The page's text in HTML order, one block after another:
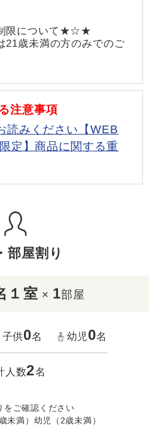
限について★☆★
21歳未満の方のみでのご
注意事項
みください【WEB
定】商品に関する重
部屋割り
１室 × 1部屋
子供0名 幼児0名
人数2名
ご確認ください
満）幼児（2歳未満）